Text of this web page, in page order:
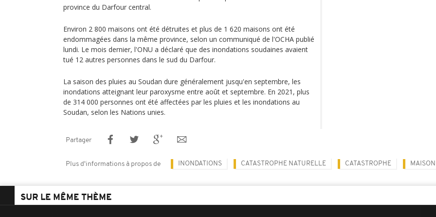
province du Darfour central.
Environ 2 800 maisons ont été détruites et plus de 1 620 maisons ont été
endommagées dans la même province, selon un communiqué de l'OCHA publié
lundi. Le mois dernier, l'ONU a déclaré que des inondations soudaines avaient
tué 12 autres personnes dans le sud du Darfour.
La saison des pluies au Soudan dure généralement jusqu'en septembre, les
inondations atteignant leur paroxysme entre août et septembre. En 2021, plus
de 314 000 personnes ont été affectées par les pluies et les inondations au
Soudan, selon les Nations unies.
Partager
Plus d'informations à propos de INONDATIONS CATASTROPHE NATURELLE CATASTROPHE MAISON
SUR LE MÊME THÈME